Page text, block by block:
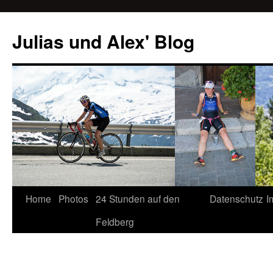
Julias und Alex' Blog
Skip
Home Photos 24 Stunden auf den
Feldberg
Datenschutz